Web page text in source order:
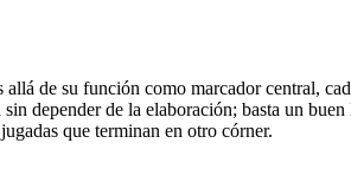
de su función como marcador central,
depender de la elaboración; basta un
que terminan en otro córner.